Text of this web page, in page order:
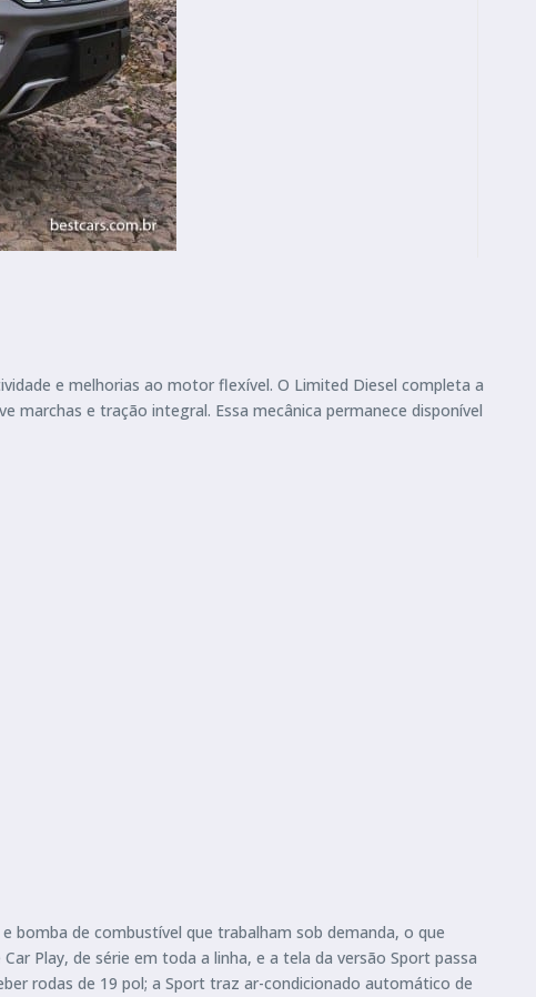
e melhorias ao motor flexível. O Limited Diesel completa a
e tração integral. Essa mecânica permanece disponível
bomba de combustível que trabalham sob demanda, o que
Play, de série em toda a linha, e a tela da versão Sport passa
rodas de 19 pol; a Sport traz ar-condicionado automático de